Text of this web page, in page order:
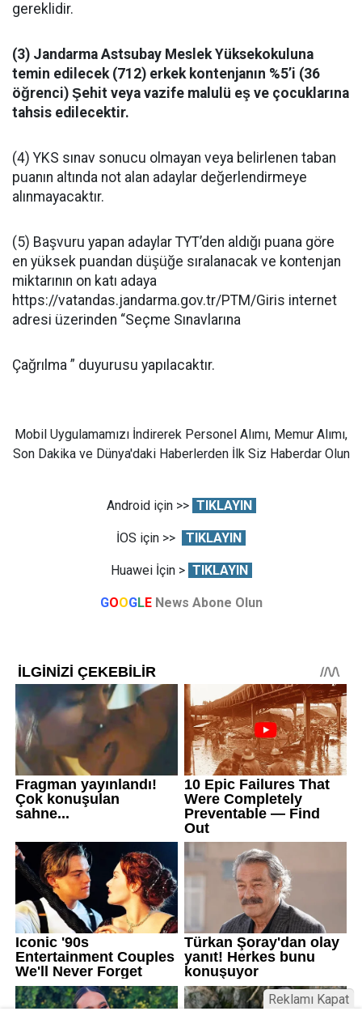
gereklidir.
(3) Jandarma Astsubay Meslek Yüksekokuluna
temin edilecek (712) erkek kontenjanın %5’i (36
öğrenci) Şehit veya vazife malulü eş ve çocuklarına
tahsis edilecektir.
(4) YKS sınav sonucu olmayan veya belirlenen taban
puanın altında not alan adaylar değerlendirmeye
alınmayacaktır.
(5) Başvuru yapan adaylar TYT’den aldığı puana göre
en yüksek puandan düşüğe sıralanacak ve kontenjan
miktarının on katı adaya
https://vatandas.jandarma.gov.tr/PTM/Giris internet
adresi üzerinden “Seçme Sınavlarına
Çağrılma ” duyurusu yapılacaktır.
Mobil Uygulamamızı İndirerek Personel Alımı, Memur Alımı,
Son Dakika ve Dünya'daki Haberlerden İlk Siz Haberdar Olun
Android için >> TIKLAYIN
İOS için >> TIKLAYIN
Huawei İçin > TIKLAYIN
GOOGLE News Abone Olun
Reklamı Kapat